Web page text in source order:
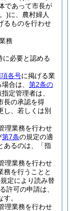
であって市長が
)に、農村婦人
るものを行わせ
務
に必要と認める
項各号に掲げる業
合は、 第2条の
定管理者は、
長の承認を得
し、若しくは別
理業務を行わせ
第7条の規定の適
あるのは、「指
理業務を行わせ
務を行うことと
定により読み替
許可の申請は、
。
理業務を行わせ